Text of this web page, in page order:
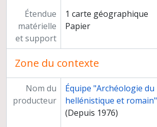
Étendue
matérielle
et support
1 carte géographique
Papier
Zone du contexte
Nom du
producteur
Équipe "Archéologie
hellénistique et
(Depuis 1976)